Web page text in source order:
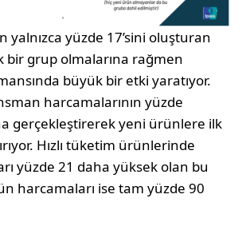
yüzde 17’sini oluşturan
bir grup olmalarına rağmen
büyük bir etki yaratıyor.
harcamalarının yüzde
gerçekleştirerek yeni ürünlere ilk
Hızlı tüketim ürünlerinde
yüzde 21 daha yüksek olan bu
harcamaları ise tam yüzde 90